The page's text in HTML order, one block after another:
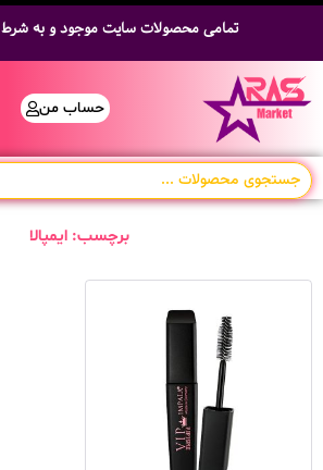
تمامی محصولات سایت موجود و به شرط
حساب من
برچسب: ایمپالا